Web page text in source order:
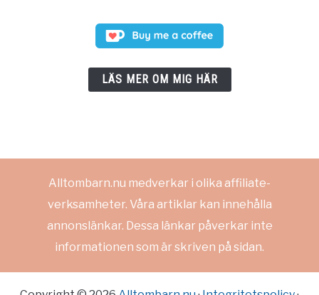
LÄS MER OM MIG HÄR
Alltombarn.nu medverkar i olika affiliate-
verksamheter. Våra artiklar kan innehålla
annonslänkar. Dessa länkar påverkar inte
informationen som är skriven på sidan.